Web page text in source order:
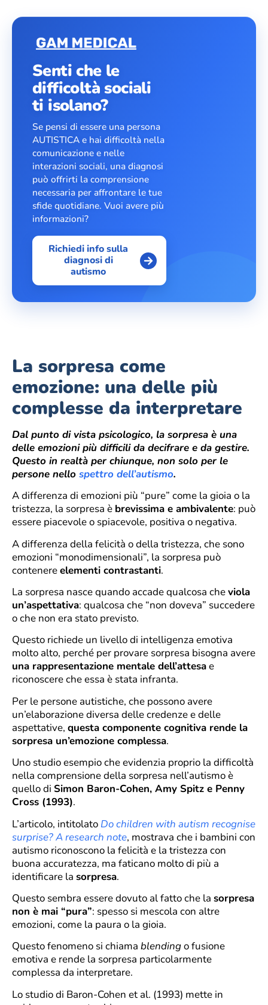
Senti che le
difficoltà sociali
ti isolano?
Se pensi di essere una persona
AUTISTICA e hai difficoltà nella
comunicazione e nelle
interazioni sociali, una diagnosi
può offrirti la comprensione
necessaria per affrontare le tue
sfide quotidiane. Vuoi avere più
informazioni?
Richiedi info sulla
diagnosi di
autismo
La sorpresa come
emozione: una delle più
complesse da interpretare
Dal punto di vista psicologico, la sorpresa è una
delle emozioni più difficili da decifrare e da gestire.
Questo in realtà per chiunque, non solo per le
persone nello spettro dell’autismo.
A differenza di emozioni più “pure” come la gioia o la
tristezza, la sorpresa è brevissima e ambivalente: può
essere piacevole o spiacevole, positiva o negativa.
A differenza della felicità o della tristezza, che sono
emozioni “monodimensionali”, la sorpresa può
contenereelementi contrastanti.
La sorpresa nasce quando accade qualcosa cheviola
un’aspettativa: qualcosa che “non doveva” succedere
o che non era stato previsto.
Questo richiede un livello di intelligenza emotiva
molto alto, perché per provare sorpresa bisogna avere
una rappresentazione mentale dell’attesae
riconoscere che essa è stata infranta.
Per le persone autistiche, che possono avere
un’elaborazione diversa delle credenze e delle
aspettative, questa componente cognitiva rende la
sorpresa un’emozione complessa.
Uno studio esempio che evidenzia proprio la difficoltà
nella comprensione della sorpresa nell’autismo è
quello di Simon Baron-Cohen, Amy Spitz e Penny
Cross (1993).
L’articolo, intitolato Do children with autism recognise
surprise? A research note, mostrava che i bambini con
autismo riconoscono la felicità e la tristezza con
buona accuratezza, ma faticano molto di più a
identificare la sorpresa.
Questo sembra essere dovuto al fatto che la sorpresa
non è mai “pura”: spesso si mescola con altre
emozioni, come la paura o la gioia.
Questo fenomeno si chiama blendingo fusione
emotiva e rende la sorpresa particolarmente
complessa da interpretare.
Lo studio di Baron-Cohen et al. (1993) mette in